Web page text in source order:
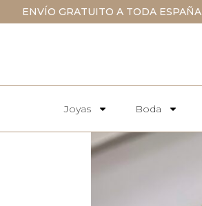
ENVÍO GRATUITO A TODA ESPAÑA
Joyas Boda